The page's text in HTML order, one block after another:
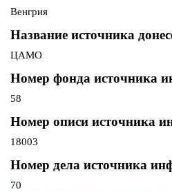
Венгрия
Название источника
ЦАМО
Номер фонда источника
58
Номер описи источника
18003
Номер дела источника
70